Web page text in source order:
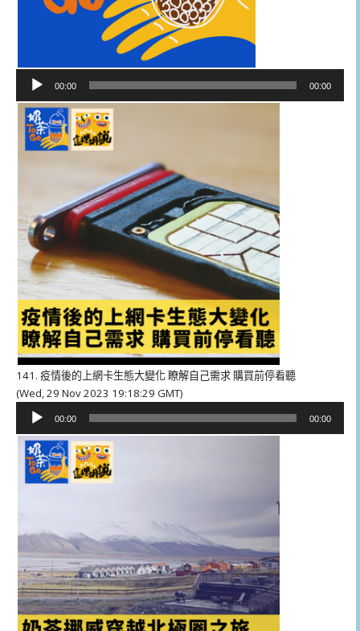
播
器
00:00 00:00
141. 疫情後的上網卡生態大變化 瞭解自己需求 購買前停看聽
(Wed, 29 Nov 2023 19:18:29 GMT)
播
器
00:00 00:00